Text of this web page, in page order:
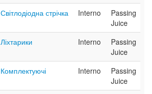
Світлодіодна стрічка
Interno
Passing
Juice
Ліхтарики
Interno
Passing
Juice
Комплектуючі
Interno
Passing
Juice